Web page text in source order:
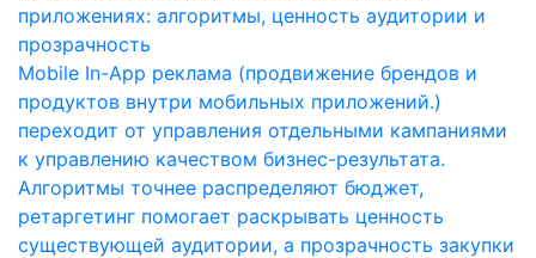
приложениях: алгоритмы, ценность аудитории и
прозрачность
Mobile In-App реклама (продвижение брендов и
продуктов внутри мобильных приложений.)
переходит от управления отдельными кампаниями
к управлению качеством бизнес-результата.
Алгоритмы точнее распределяют бюджет,
ретаргетинг помогает раскрывать ценность
существующей аудитории, а прозрачность закупки